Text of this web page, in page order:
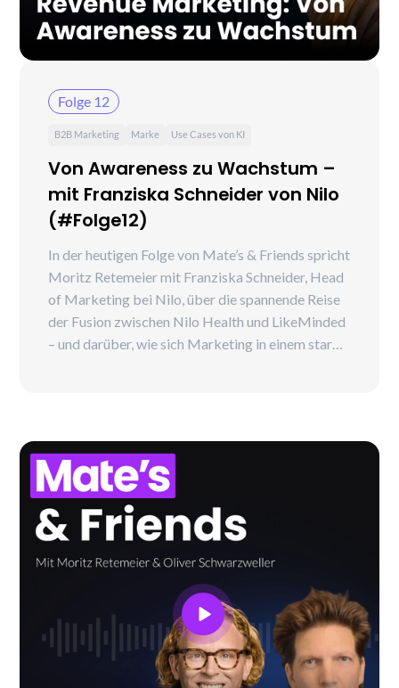
Folge 12
B2B Marketing Marke Use Cases von KI
Von Awareness zu Wachstum –
mit Franziska Schneider von Nilo
(#Folge12)
In der heutigen Folge von Mate’s & Friends spricht
Moritz Retemeier mit Franziska Schneider, Head
of Marketing bei Nilo, über die spannende Reise
der Fusion zwischen Nilo Health und LikeMinded
– und darüber, wie sich Marketing in einem stark